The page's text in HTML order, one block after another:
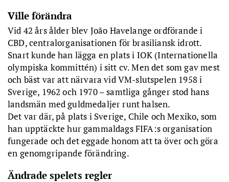
Ville förändra
Vid 42 års ålder blev João Havelange ordförande i
CBD, centralorganisationen för brasiliansk idrott.
Snart kunde han lägga en plats i IOK (Internationella
olympiska kommittén) i sitt cv. Men det som gav mest
och bäst var att närvara vid VM-slutspelen 1958 i
Sverige, 1962 och 1970 – samtliga gånger stod hans
landsmän med guldmedaljer runt halsen.
Det var där, på plats i Sverige, Chile och Mexiko, som
han upptäckte hur gammaldags FIFA:s organisation
fungerade och det eggade honom att ta över och göra
en genomgripande förändring.
Ändrade spelets regler